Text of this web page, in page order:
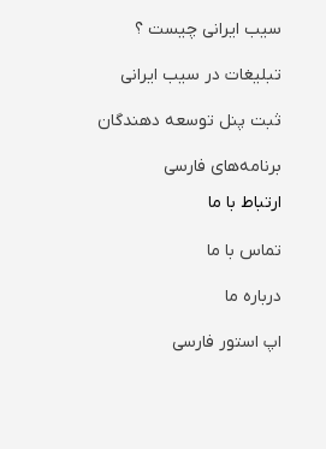
سیب ایرانی چیست ؟
تبلیغات در سیب ایرانی
ثبت پنل توسعه دهندگان
برنامه‌های فارسی
ارتباط با ما
تماس با ما
درباره ما
اپ استور فارسی